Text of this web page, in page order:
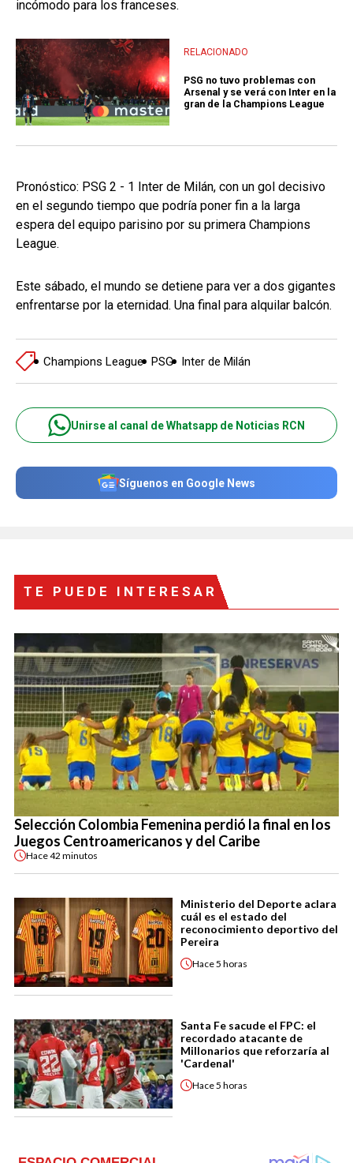
incómodo para los franceses.
RELACIONADO
PSG no tuvo problemas con
Arsenal y se verá con Inter en la
gran de la Champions League
Pronóstico: PSG 2 - 1 Inter de Milán, con un gol decisivo
en el segundo tiempo que podría poner fin a la larga
espera del equipo parisino por su primera Champions
League.
Este sábado, el mundo se detiene para ver a dos gigantes
enfrentarse por la eternidad. Una final para alquilar balcón.
Champions League PSG Inter de Milán
Unirse al canal de Whatsapp de Noticias RCN
Síguenos en Google News
TE PUEDE INTERESAR
Selección Colombia Femenina perdió la final en los
Juegos Centroamericanos y del Caribe
Hace42 minutos
Ministerio del Deporte aclara
cuál es el estado del
reconocimiento deportivo del
Pereira
Hace5 horas
Santa Fe sacude el FPC: el
recordado atacante de
Millonarios que reforzaría al
'Cardenal'
Hace5 horas